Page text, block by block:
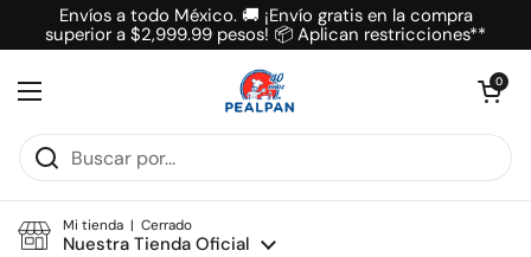
Ir al contenido
Envíos a todo México. 🚚 ¡Envío gratis en la compra
superior a $2,999.99 pesos! 📦 Aplican restricciones**
Abrir menú
Abrir carrito
0
Mi tienda | Cerrado
Nuestra Tienda Oficial